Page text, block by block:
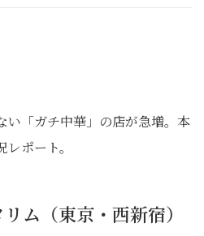
い「ガチ中華」の店が急増。本
ポート。
ム（東京・西新宿）